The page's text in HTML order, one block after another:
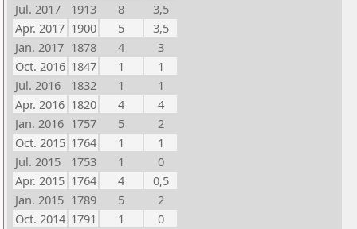
Jul. 2017
1913 8
3,5
Apr. 2017 1900 5
3,5
Jan. 2017 1878 4
3
Oct. 2016 1847 1
1
Jul. 2016
1832 1
1
Apr. 2016 1820 4
4
Jan. 2016 1757 5
2
Oct. 2015 1764 1
1
Jul. 2015
1753 1
0
Apr. 2015 1764 4
0,5
Jan. 2015 1789 5
2
Oct. 2014 1791 1
0